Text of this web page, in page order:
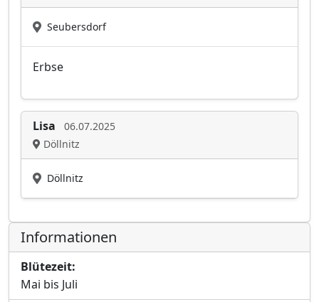
Seubersdorf
Erbse
Lisa
06.07.2025
Döllnitz
Döllnitz
Informationen
Blütezeit:
Mai bis Juli